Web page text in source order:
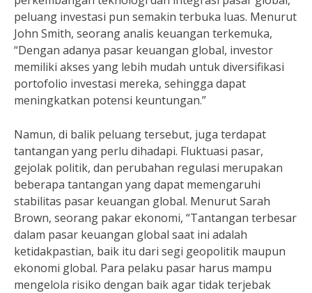
peluang investasi pun semakin terbuka luas. Menurut
John Smith, seorang analis keuangan terkemuka,
“Dengan adanya pasar keuangan global, investor
memiliki akses yang lebih mudah untuk diversifikasi
portofolio investasi mereka, sehingga dapat
meningkatkan potensi keuntungan.”
Namun, di balik peluang tersebut, juga terdapat
tantangan yang perlu dihadapi. Fluktuasi pasar,
gejolak politik, dan perubahan regulasi merupakan
beberapa tantangan yang dapat memengaruhi
stabilitas pasar keuangan global. Menurut Sarah
Brown, seorang pakar ekonomi, “Tantangan terbesar
dalam pasar keuangan global saat ini adalah
ketidakpastian, baik itu dari segi geopolitik maupun
ekonomi global. Para pelaku pasar harus mampu
mengelola risiko dengan baik agar tidak terjebak